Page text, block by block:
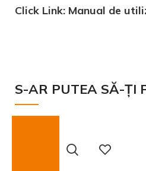
Click Link: Manual de
S-AR PUTEA SĂ-ȚI